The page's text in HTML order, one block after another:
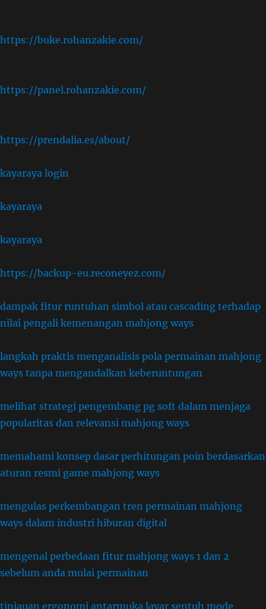
https://buke.rohanzakie.com/
https://panel.rohanzakie.com/
https://prendalia.es/about/
kayaraya login
kayaraya
kayaraya
https://backup-eu.reconeyez.com/
dampak fitur runtuhan simbol atau cascading terhadap
nilai pengali kemenangan mahjong ways
langkah praktis menganalisis pola permainan mahjong
ways tanpa mengandalkan keberuntungan
melihat strategi pengembang pg soft dalam menjaga
popularitas dan relevansi mahjong ways
memahami konsep dasar perhitungan poin berdasarkan
aturan resmi game mahjong ways
mengulas perkembangan tren permainan mahjong
ways dalam industri hiburan digital
mengenal perbedaan fitur mahjong ways 1 dan 2
sebelum anda mulai permainan
tinjauan ergonomi antarmuka layar sentuh mode